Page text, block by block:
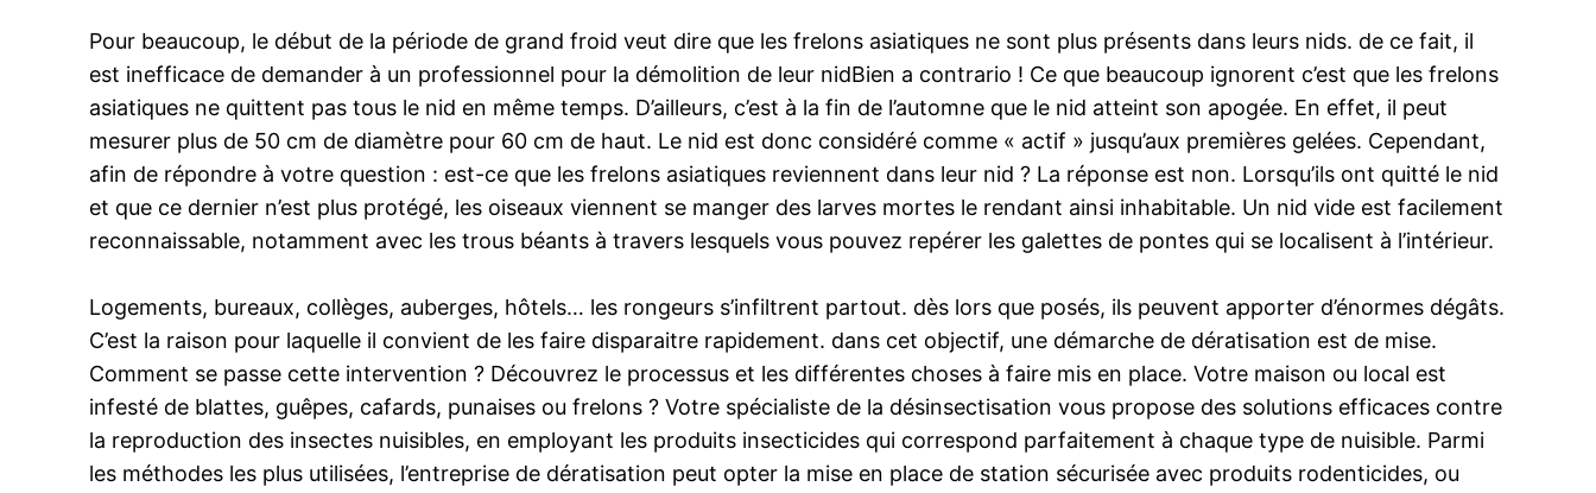
Pour beaucoup, le début de la période de grand froid veut dire que les frelons asiatiques ne sont plus présents dans leurs nids. de ce fait, il
est inefficace de demander à un professionnel pour la démolition de leur nidBien a contrario ! Ce que beaucoup ignorent c’est que les frelons
asiatiques ne quittent pas tous le nid en même temps. D’ailleurs, c’est à la fin de l’automne que le nid atteint son apogée. En effet, il peut
mesurer plus de 50 cm de diamètre pour 60 cm de haut. Le nid est donc considéré comme « actif » jusqu’aux premières gelées. Cependant,
afin de répondre à votre question : est-ce que les frelons asiatiques reviennent dans leur nid ? La réponse est non. Lorsqu’ils ont quitté le nid
et que ce dernier n’est plus protégé, les oiseaux viennent se manger des larves mortes le rendant ainsi inhabitable. Un nid vide est facilement
reconnaissable, notamment avec les trous béants à travers lesquels vous pouvez repérer les galettes de pontes qui se localisent à l’intérieur.
Logements, bureaux, collèges, auberges, hôtels… les rongeurs s’infiltrent partout. dès lors que posés, ils peuvent apporter d’énormes dégâts.
C’est la raison pour laquelle il convient de les faire disparaitre rapidement. dans cet objectif, une démarche de dératisation est de mise.
Comment se passe cette intervention ? Découvrez le processus et les différentes choses à faire mis en place. Votre maison ou local est
infesté de blattes, guêpes, cafards, punaises ou frelons ? Votre spécialiste de la désinsectisation vous propose des solutions efficaces contre
la reproduction des insectes nuisibles, en employant les produits insecticides qui correspond parfaitement à chaque type de nuisible. Parmi
les méthodes les plus utilisées, l’entreprise de dératisation peut opter la mise en place de station sécurisée avec produits rodenticides, ou